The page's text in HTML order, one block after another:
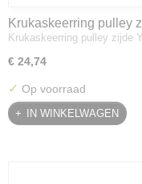
Krukaskeerring pulley
Deere - 119934-01800
Krukaskeerring pulley zijde
€ 24,74
✓ Op voorraad
IN WINKELWAGEN